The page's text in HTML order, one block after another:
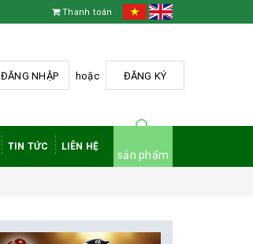
Thanh toán
ĐĂNG NHẬP hoặc ĐĂNG KÝ
TIN TỨC LIÊN HỆ
sản phẩm